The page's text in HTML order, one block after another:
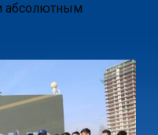
абсолютным